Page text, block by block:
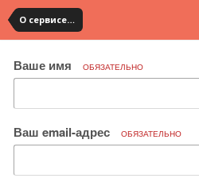
О сервисе, сайте и форуме
Ваше имя ОБЯЗАТЕЛЬНО
Ваш email-адрес ОБЯЗАТЕЛЬНО